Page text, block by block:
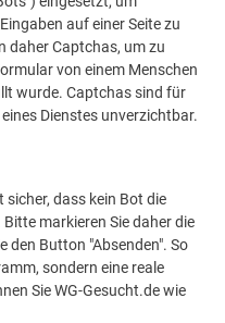
auf einer Seite zu
daher Captchas, um zu
von einem Menschen
wurde. Captchas sind für
Dienstes unverzichtbar.
sicher, dass kein Bot die
markieren Sie daher die
den Button "Absenden". So
sondern eine reale
Sie WG-Gesucht.de wie